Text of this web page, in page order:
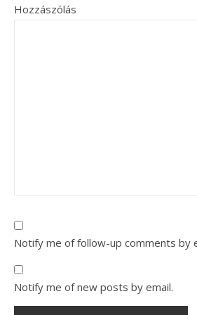
Hozzászólás
Notify me of follow-up comments by
Notify me of new posts by email.